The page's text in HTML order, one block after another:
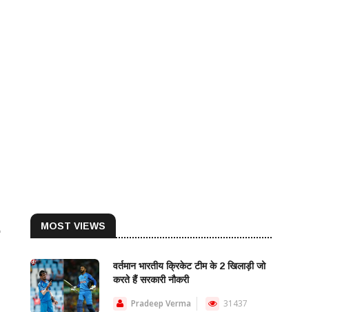
MOST VIEWS
वर्तमान भारतीय क्रिकेट टीम के 2 खिलाड़ी जो
करते हैं सरकारी नौकरी
Pradeep Verma 31437